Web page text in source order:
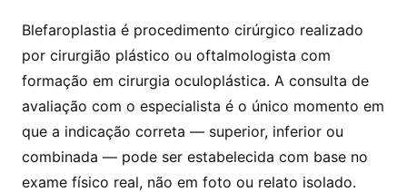
Blefaroplastia é procedimento cirúrgico realizado
por cirurgião plástico ou oftalmologista com
formação em cirurgia oculoplástica. A consulta de
avaliação com o especialista é o único momento em
que a indicação correta — superior, inferior ou
combinada — pode ser estabelecida com base no
exame físico real, não em foto ou relato isolado.